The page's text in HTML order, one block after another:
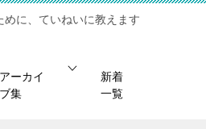
に、ていねいに教えます
アーカイ
ブ集
新着
一覧